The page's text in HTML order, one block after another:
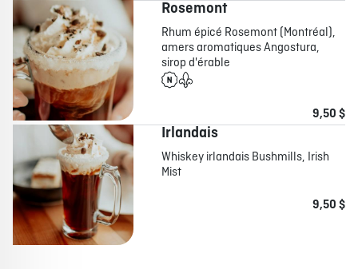
Rosemont
Rhum épicé Rosemont (Montréal),
amers aromatiques Angostura,
sirop d'érable
9,50 $
Irlandais
Whiskey irlandais Bushmills, Irish
Mist
9,50 $